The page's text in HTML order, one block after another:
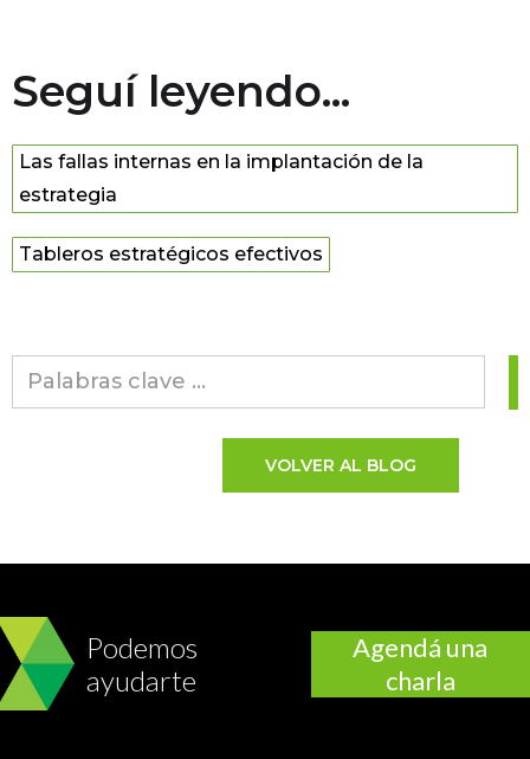
Seguí leyendo...
Las fallas internas en la implantación de la
estrategia
Tableros estratégicos efectivos
VOLVER AL BLOG
Podemos
ayudarte
Agendá una
charla